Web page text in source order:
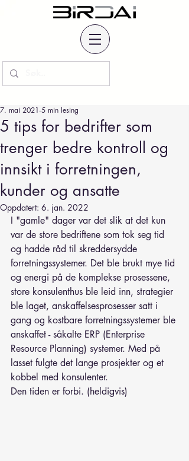
5 tips for bedrifter som
trenger bedre kontroll og
innsikt i forretningen,
kunder og ansatte
7. mai 2021 5 min lesing
Oppdatert: 6. jan. 2022
I "gamle" dager var det slik at det kun
var de store bedriftene som tok seg tid
og hadde råd til skreddersydde
forretningssystemer. Det ble brukt mye tid
og energi på de komplekse prosessene,
store konsulenthus ble leid inn, strategier
ble laget, anskaffelsesprosesser satt i
gang og kostbare forretningssystemer ble
anskaffet - såkalte ERP (Enterprise
Resource Planning) systemer. Med på
lasset fulgte det lange prosjekter og et
kobbel med konsulenter.
Den tiden er forbi. (heldigvis)